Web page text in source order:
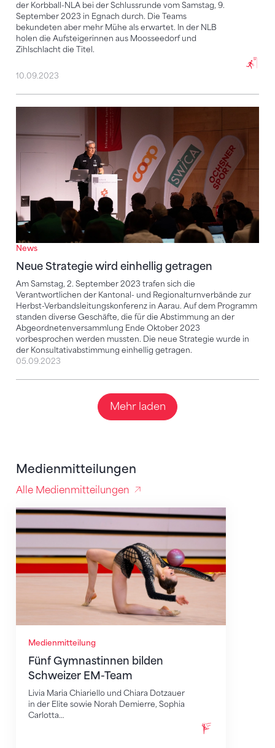
der Korbball-NLA bei der Schlussrunde vom Samstag, 9.
September 2023 in Egnach durch. Die Teams
bekundeten aber mehr Mühe als erwartet. In der NLB
holen die Aufsteigerinnen aus Moosseedorf und
Zihlschlacht die Titel.
10.09.2023
News
Neue Strategie wird einhellig getragen
Am Samstag, 2. September 2023 trafen sich die
Verantwortlichen der Kantonal- und Regionalturnverbände zur
Herbst-Verbandsleitungskonferenz in Aarau. Auf dem Programm
standen diverse Geschäfte, die für die Abstimmung an der
Abgeordnetenversammlung Ende Oktober 2023
vorbesprochen werden mussten. Die neue Strategie wurde in
der Konsultativabstimmung einhellig getragen.
Neue Strategie wird einhellig getragen
05.09.2023
Mehr laden
Medienmitteilungen
Alle Medienmitteilungen
Medienmitteilung
Fünf Gymnastinnen bilden
Schweizer EM-Team
Livia Maria Chiariello und Chiara Dotzauer
in der Elite sowie Norah Demierre, Sophia
Carlotta…
Fünf Gymnastinnen bilden Schweizer EM-Team